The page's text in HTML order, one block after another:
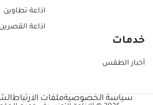
اذاعة تطاوين
اذاعة القصرين
خدمات
أخبار الطقس
سياسة الخصوصيةملفات الارتباط